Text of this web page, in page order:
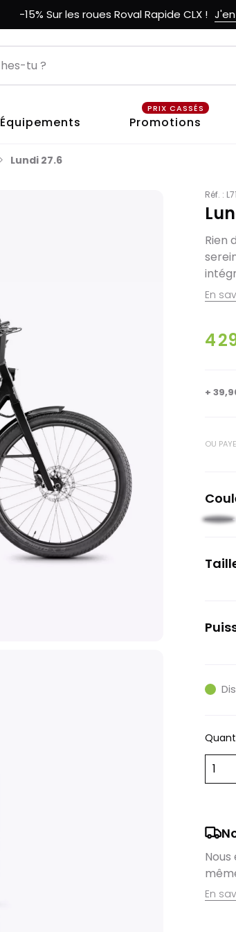
-15% Sur les roues Roval Rapide CLX !
Équipements Promotions
PRIX CASSÉS
Lundi 27.6
Réf. :
Rien
En
4
+
OU
Noir
En